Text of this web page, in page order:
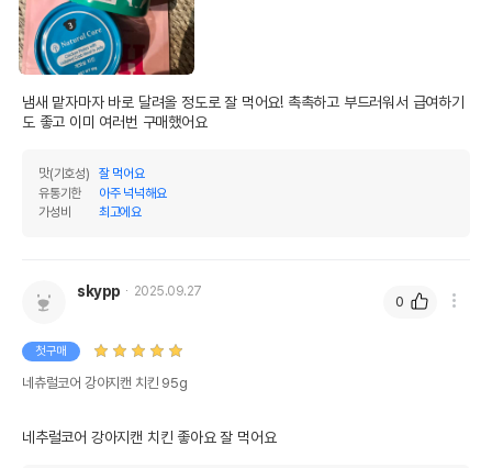
조단백질
조지방
조섬유질
칼슘
수분
기타성분
냄새 맡자마자 바로 달려올 정도로 잘 먹어요! 촉촉하고 부드러워서 급여하기
도 좋고 이미 여러번 구매했어요
맛(기호성)
잘 먹어요
유통기한
아주 넉넉해요
가성비
최고에요
skypp 2025.09.27
첫구매
네츄럴코어 강아지캔 치킨 95g
네추럴코어 강아지캔 치킨 좋아요 잘 먹어요
0